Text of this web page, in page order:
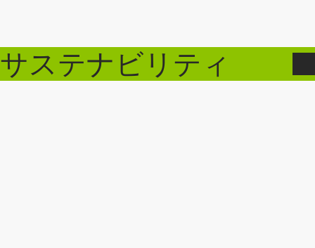
サステナビリティ